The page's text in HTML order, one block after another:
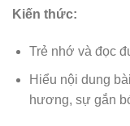
Kiến thức:
Trẻ nhớ và đọc
Hiểu nội dung
hương, sự gắn